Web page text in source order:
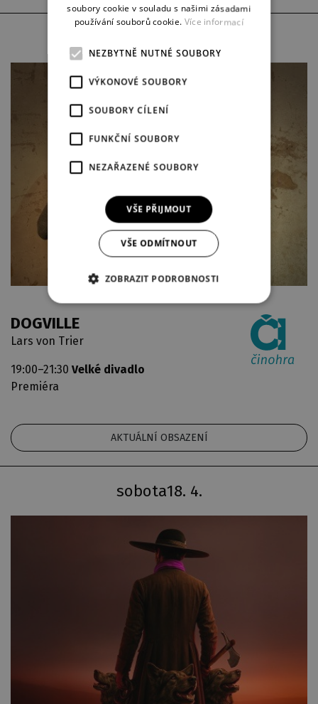
DOGVILLE
Lars von Trier
19:00–21:30 Velké divadlo
Premiéra
AKTUÁLNÍ OBSAZENÍ
18. 4.
sobota
soubory cookie v souladu s našimi zásadami
používání souborů cookie. Více informací
NEZBYTNĚ NUTNÉ SOUBORY
VÝKONOVÉ SOUBORY
SOUBORY CÍLENÍ
FUNKČNÍ SOUBORY
NEZAŘAZENÉ SOUBORY
VŠE PŘIJMOUT
VŠE ODMÍTNOUT
ZOBRAZIT PODROBNOSTI